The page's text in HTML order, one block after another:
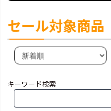
セール対象商品
キーワード検索